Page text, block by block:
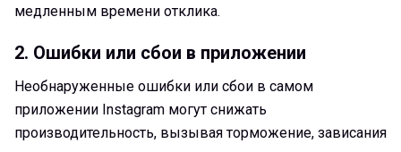
медленным времени отклика.
2. Ошибки или сбои в приложении
Необнаруженные ошибки или сбои в самом
приложении Instagram могут снижать
производительность, вызывая торможение, зависания